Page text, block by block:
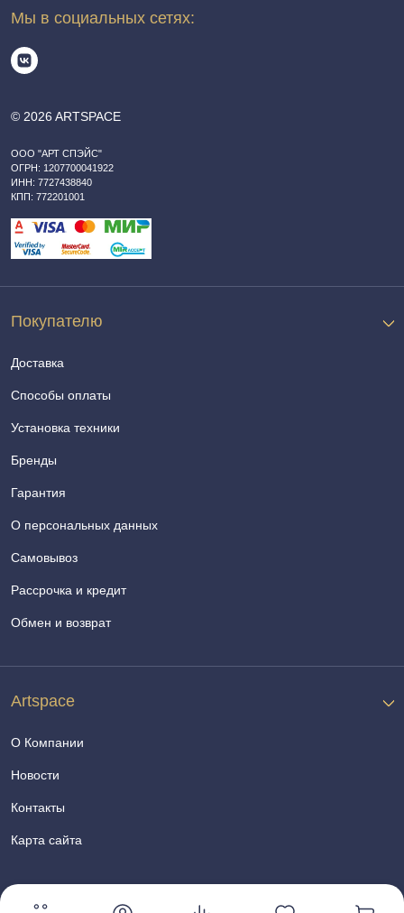
© 2026 ARTSPACE
ООО "АРТ СПЭЙС"
ОГРН: 1207700041922
ИНН: 7727438840
КПП: 772201001
Покупателю
Доставка
Способы оплаты
Установка техники
Бренды
Гарантия
О персональных данных
Самовывоз
Рассрочка и кредит
Обмен и возврат
Artspace
О Компании
Новости
Контакты
Карта сайта
Мы в социальных сетях: